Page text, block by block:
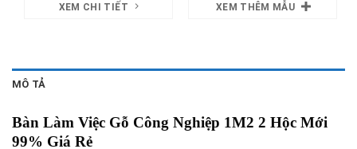
XEM CHI TIẾT XEM THÊM MẪU
MÔ TẢ
Bàn Làm Việc Gỗ Công Nghiệp 1M2 2 Hộc Mới
99% Giá Rẻ